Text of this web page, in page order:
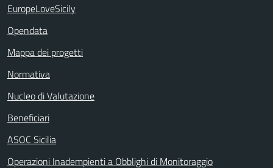
EuropeLoveSicily
Opendata
Mappa dei progetti
Normativa
Nucleo di Valutazione
Beneficiari
ASOC Sicilia
Operazioni Inadempienti a Obblighi di Monitoraggio